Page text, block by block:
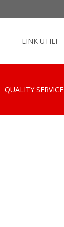
LINK UTILI
QUALITY SERVICE